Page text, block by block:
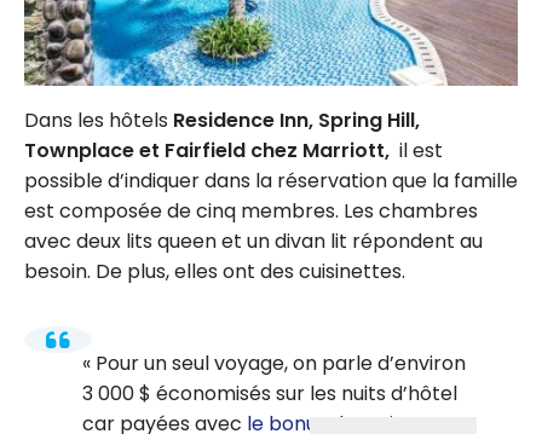
Dans les hôtels Residence Inn, Spring Hill,
Townplace et Fairfield chez Marriott, il est
possible d’indiquer dans la réservation que la famille
est composée de cinq membres. Les chambres
avec deux lits queen et un divan lit répondent au
besoin. De plus, elles ont des cuisinettes.
Pour un seul voyage, on parle d’environ
3 000 $ économisés sur les nuits d’hôtel
car payées avec le bonus de trois cartes